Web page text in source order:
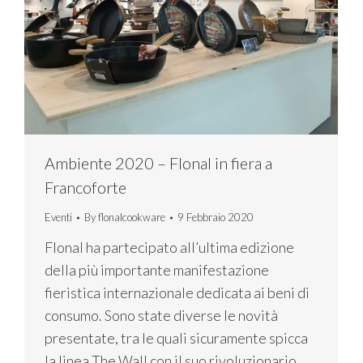
Ambiente 2020 – Flonal in fiera a
Francoforte
Eventi Byflonalcookware 9 Febbraio 2020
Flonal ha partecipato all’ultima edizione
della più importante manifestazione
fieristica internazionale dedicata ai beni di
consumo. Sono state diverse le novità
presentate, tra le quali sicuramente spicca